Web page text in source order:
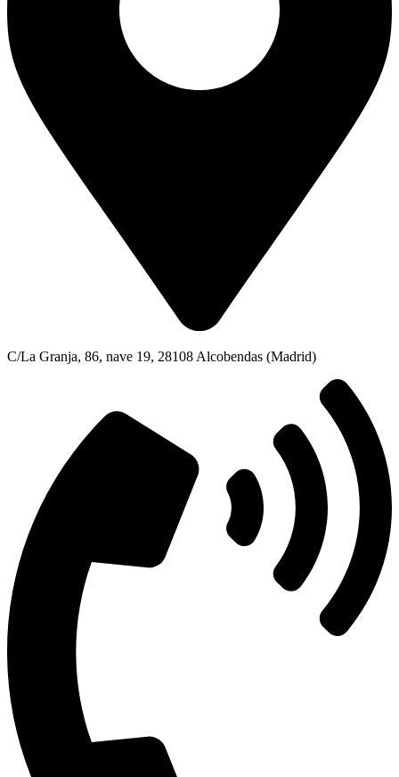
C/La Granja, 86, nave 19, 28108 Alcobendas (Madrid)